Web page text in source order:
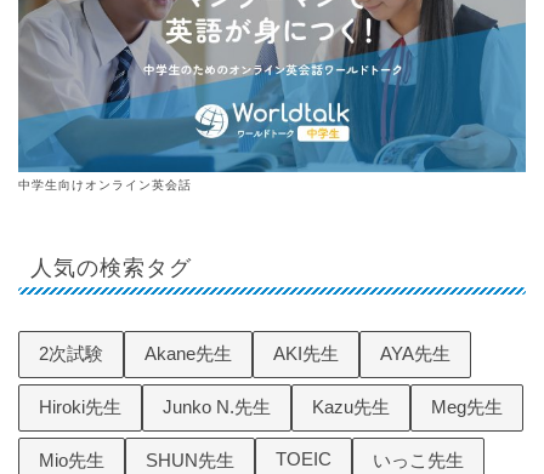
中学生向けオンライン英会話
人気の検索タグ
2次試験 Akane先生 AKI先生 AYA先生
Hiroki先生 Junko N.先生 Kazu先生 Meg先生
Mio先生 SHUN先生 TOEIC いっこ先生